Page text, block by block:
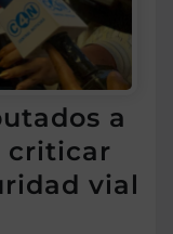
a
criticar
vial